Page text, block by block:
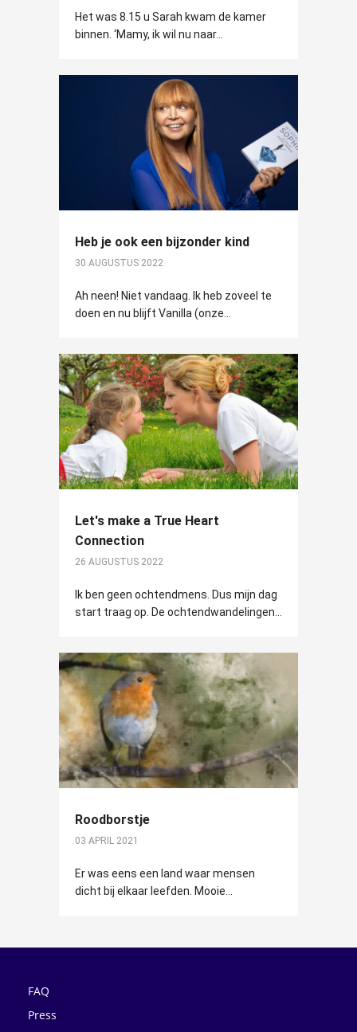
Het was 8.15 u Sarah kwam de kamer
binnen. ‘Mamy, ik wil nu naar...
Heb je ook een bijzonder kind
30 AUGUSTUS 2022
Ah neen! Niet vandaag. Ik heb zoveel te
doen en nu blijft Vanilla (onze...
Let's make a True Heart
Connection
26 AUGUSTUS 2022
Ik ben geen ochtendmens. Dus mijn dag
start traag op. De ochtendwandelingen...
Roodborstje
03 APRIL 2021
Er was eens een land waar mensen
dicht bij elkaar leefden. Mooie...
FAQ
Press